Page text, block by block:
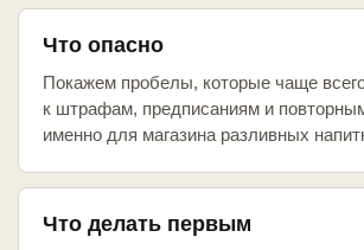
Что опасно
Покажем пробелы, которые чаще
к штрафам, предписаниям и
именно для магазина разливных
Что делать первым